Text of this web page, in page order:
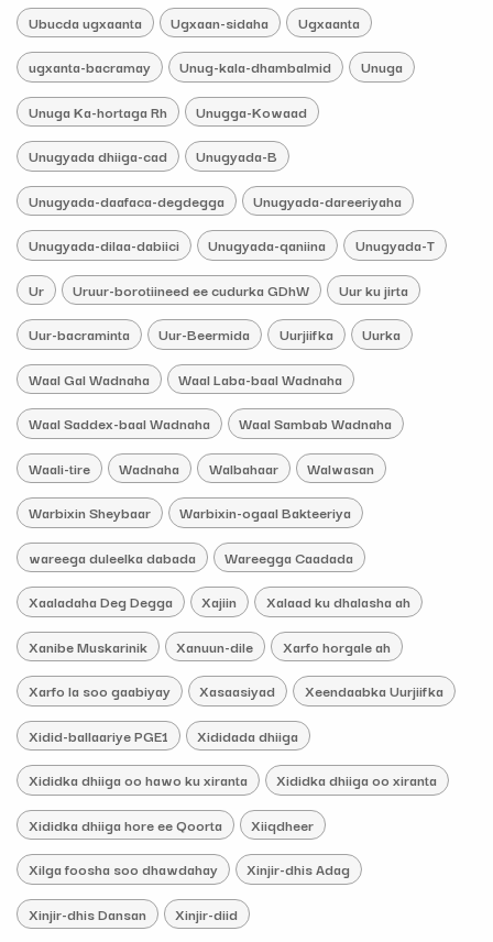
Ubucda ugxaanta Ugxaan-sidaha Ugxaanta
ugxanta-bacramay Unug-kala-dhambalmid Unuga
Unuga Ka-hortaga Rh Unugga-Kowaad
Unugyada dhiiga-cad Unugyada-B
Unugyada-daafaca-degdegga Unugyada-dareeriyaha
Unugyada-dilaa-dabiici Unugyada-qaniina Unugyada-T
Ur Uruur-borotiineed ee cudurka GDhW Uur ku jirta
Uur-bacraminta Uur-Beermida Uurjiifka Uurka
Waal Gal Wadnaha Waal Laba-baal Wadnaha
Waal Saddex-baal Wadnaha Waal Sambab Wadnaha
Waali-tire Wadnaha Walbahaar Walwasan
Warbixin Sheybaar Warbixin-ogaal Bakteeriya
wareega duleelka dabada Wareegga Caadada
Xaaladaha Deg Degga Xajiin Xalaad ku dhalasha ah
Xanibe Muskarinik Xanuun-dile Xarfo horgale ah
Xarfo la soo gaabiyay Xasaasiyad Xeendaabka Uurjiifka
Xidid-ballaariye PGE1 Xididada dhiiga
Xididka dhiiga oo hawo ku xiranta Xididka dhiiga oo xiranta
Xididka dhiiga hore ee Qoorta Xiiqdheer
Xilga foosha soo dhawdahay Xinjir-dhis Adag
Xinjir-dhis Dansan Xinjir-diid